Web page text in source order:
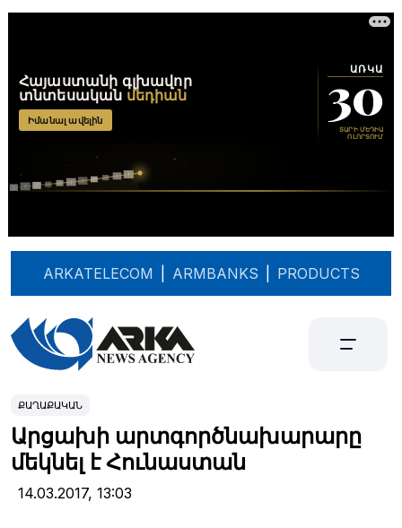
ARKATELECOM ARMBANKS PRODUCTS
ՔԱՂԱՔԱԿԱՆ
Արցախի արտգործնախարարը
մեկնել է Հունաստան
14.03.2017, 13:03